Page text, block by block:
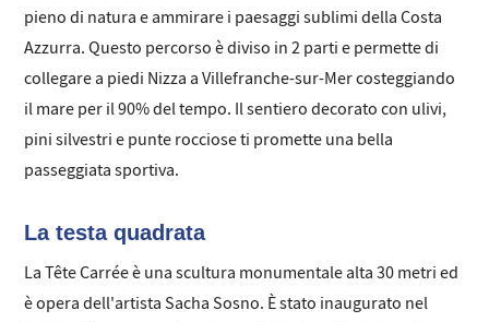
pieno di natura e ammirare i paesaggi sublimi della Costa
Azzurra. Questo percorso è diviso in 2 parti e permette di
collegare a piedi Nizza a Villefranche-sur-Mer costeggiando
il mare per il 90% del tempo. Il sentiero decorato con ulivi,
pini silvestri e punte rocciose ti promette una bella
passeggiata sportiva.
La testa quadrata
La Tête Carrée è una scultura monumentale alta 30 metri ed
è opera dell'artista Sacha Sosno. È stato inaugurato nel